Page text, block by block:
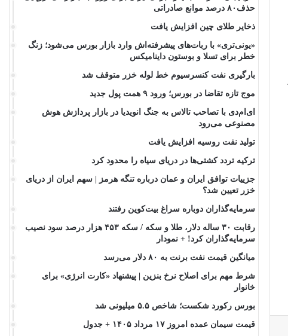
حذف۸۰ درصد موانع صادراتی
ذخایر طلای چین افزایش یافت
«یونی‌تری» با ربات‌های پیشرفته‌اش وارد بازار بورس می‌شود؛ زنگ
خطر برای تسلا و بوستون داینامیکس
بارگیری نفت کنسرسیوم خط لوله خزر متوقف شد
موج تازه تقاضا در بورس؛ ورود ۹ همت پول جدید
ای‌ام‌دی با تصاحب تالاس به جنگ انویدیا در بازار پردازش هوش
مصنوعی می‌رود
تولید نفت روسیه افزایش یافت
ترکیه تردد کشتی‌ها در دریای سیاه را محدود کرد
جزییات توافق ایران و عمان درباره تنگه هرمز | سهم ایران از دریای
خزر تعیین شد؟
سرمایه‌گذاران دوباره سراغ بیت‌کوین رفتند
رقابت ۳۰ ساله دلار، طلا و سکه / سکه ۴۵۳ هزار درصد سود نصیب
سرمایه‌گذاران کرد! + نمودار
میانگین قیمت نفت برنت به ۸۰ دلار می‌رسد
شرط مهم برای اصلاح نرخ بنزین | پیشنهاد «کارت انرژی» برای
خانوار
بورس رکورد شکست؛ شاخص ۵.۵ میلیونی شد
قیمت سیمان عمده امروز ۱۷ مرداد ۱۴۰۵ + جدول